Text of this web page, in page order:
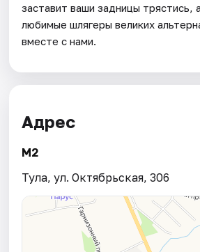
заставит ваши задницы трястись,
любимые шлягеры великих
вместе с нами.
Адрес
М2
Тула, ул. Октябрьская, 306